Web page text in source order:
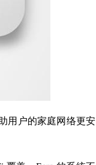
用户的家庭网络更安